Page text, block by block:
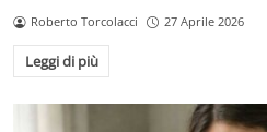
Roberto Torcolacci 27 Aprile 2026
Leggi di più